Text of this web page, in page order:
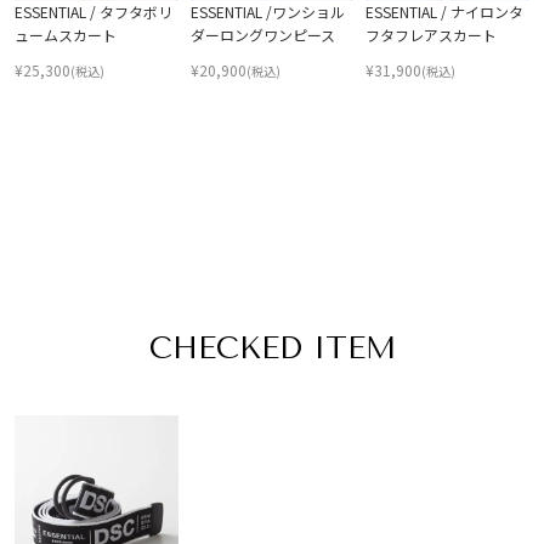
ESSENTIAL / タフタボリ
ュームスカート
¥25,300(税込)
ESSENTIAL /ワンショル
ダーロングワンピース
¥20,900(税込)
ESSENTIAL / ナイロンタ
フタフレアスカート
¥31,900(税込)
CHECKED ITEM